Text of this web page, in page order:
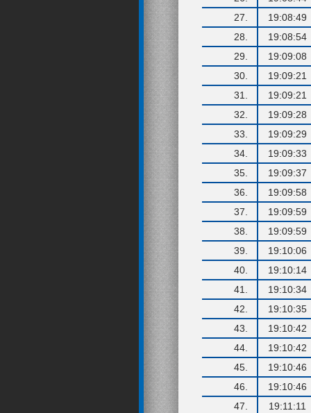
27.
19:08:49
28.
19:08:54
29.
19:09:08
30.
19:09:21
31.
19:09:21
32.
19:09:28
33.
19:09:29
34.
19:09:33
35.
19:09:37
36.
19:09:58
37.
19:09:59
38.
19:09:59
39.
19:10:06
40.
19:10:14
41.
19:10:34
42.
19:10:35
43.
19:10:42
44.
19:10:42
45.
19:10:46
46.
19:10:46
47.
19:11:11